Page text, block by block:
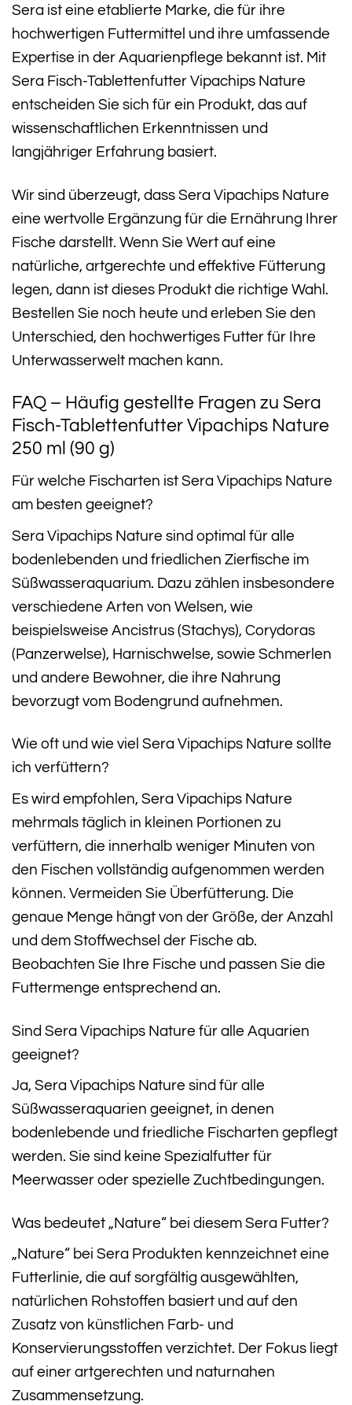
Sera ist eine etablierte Marke, die für ihre
hochwertigen Futtermittel und ihre umfassende
Expertise in der Aquarienpflege bekannt ist. Mit
Sera Fisch-Tablettenfutter Vipachips Nature
entscheiden Sie sich für ein Produkt, das auf
wissenschaftlichen Erkenntnissen und
langjähriger Erfahrung basiert.
Wir sind überzeugt, dass Sera Vipachips Nature
eine wertvolle Ergänzung für die Ernährung Ihrer
Fische darstellt. Wenn Sie Wert auf eine
natürliche, artgerechte und effektive Fütterung
legen, dann ist dieses Produkt die richtige Wahl.
Bestellen Sie noch heute und erleben Sie den
Unterschied, den hochwertiges Futter für Ihre
Unterwasserwelt machen kann.
FAQ – Häufig gestellte Fragen zu Sera
Fisch-Tablettenfutter Vipachips Nature
250 ml (90 g)
Für welche Fischarten ist Sera Vipachips Nature
am besten geeignet?
Sera Vipachips Nature sind optimal für alle
bodenlebenden und friedlichen Zierfische im
Süßwasseraquarium. Dazu zählen insbesondere
verschiedene Arten von Welsen, wie
beispielsweise Ancistrus (Stachys), Corydoras
(Panzerwelse), Harnischwelse, sowie Schmerlen
und andere Bewohner, die ihre Nahrung
bevorzugt vom Bodengrund aufnehmen.
Wie oft und wie viel Sera Vipachips Nature sollte
ich verfüttern?
Es wird empfohlen, Sera Vipachips Nature
mehrmals täglich in kleinen Portionen zu
verfüttern, die innerhalb weniger Minuten von
den Fischen vollständig aufgenommen werden
können. Vermeiden Sie Überfütterung. Die
genaue Menge hängt von der Größe, der Anzahl
und dem Stoffwechsel der Fische ab.
Beobachten Sie Ihre Fische und passen Sie die
Futtermenge entsprechend an.
Sind Sera Vipachips Nature für alle Aquarien
geeignet?
Ja, Sera Vipachips Nature sind für alle
Süßwasseraquarien geeignet, in denen
bodenlebende und friedliche Fischarten gepflegt
werden. Sie sind keine Spezialfutter für
Meerwasser oder spezielle Zuchtbedingungen.
Was bedeutet „Nature“ bei diesem Sera Futter?
„Nature“ bei Sera Produkten kennzeichnet eine
Futterlinie, die auf sorgfältig ausgewählten,
natürlichen Rohstoffen basiert und auf den
Zusatz von künstlichen Farb- und
Konservierungsstoffen verzichtet. Der Fokus liegt
auf einer artgerechten und naturnahen
Zusammensetzung.